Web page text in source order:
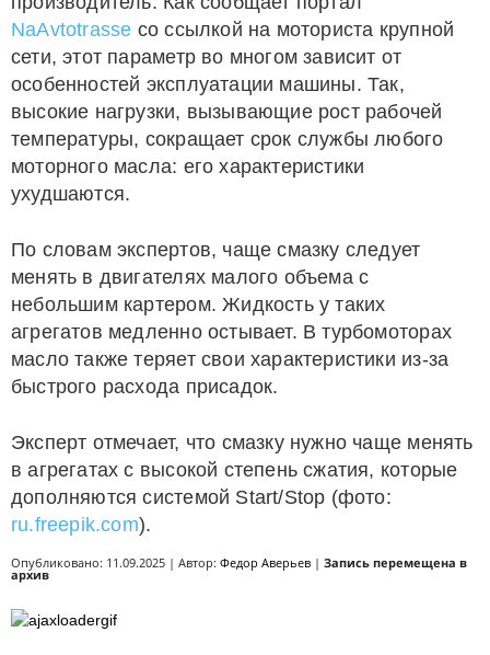
NaAvtotrasse со ссылкой на моториста крупной
сети, этот параметр во многом зависит от
особенностей эксплуатации машины. Так,
высокие нагрузки, вызывающие рост рабочей
температуры, сокращает срок службы любого
моторного масла: его характеристики
ухудшаются.
По словам экспертов, чаще смазку следует
менять в двигателях малого объема с
небольшим картером. Жидкость у таких
агрегатов медленно остывает. В турбомоторах
масло также теряет свои характеристики из-за
быстрого расхода присадок.
Эксперт отмечает, что смазку нужно чаще менять
в агрегатах с высокой степень сжатия, которые
дополняются системой Start/Stop (фото:
ru.freepik.com).
Опубликовано: 11.09.2025 | Автор: Федор Аверьев | Запись перемещена в
архив